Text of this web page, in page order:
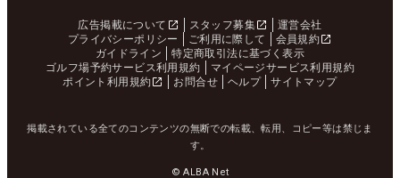
広告掲載について スタッフ募集
運営会社
プライバシーポリシー
ご利用に際して
会員規約
ガイドライン
特定商取引法に基づく表示
ゴルフ場予約サービス利用規約
マイページサービス利用規約
ポイント利用規約
お問合せ ヘルプ サイトマップ
掲載されている全てのコンテンツの無断での転載、転用、コピー等は禁じま
す。
© ALBA Net